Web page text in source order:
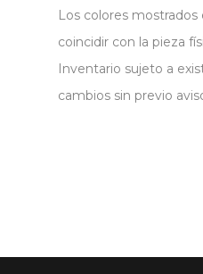
Los colores
coincidir con la pieza
Inventario sujeto a
cambios sin previo